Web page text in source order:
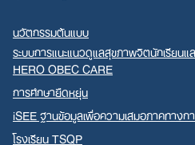
นวัตกรรมต้นแบบ
ระบบการแนะแนวดูแลสุขภาพจิตนักเรียนแ
HERO OBEC CARE
การศึกษายืดหยุ่น
iSEE ฐานข้อมูลเพื่อความเสมอภาคทางก
โรงเรียน TSQP